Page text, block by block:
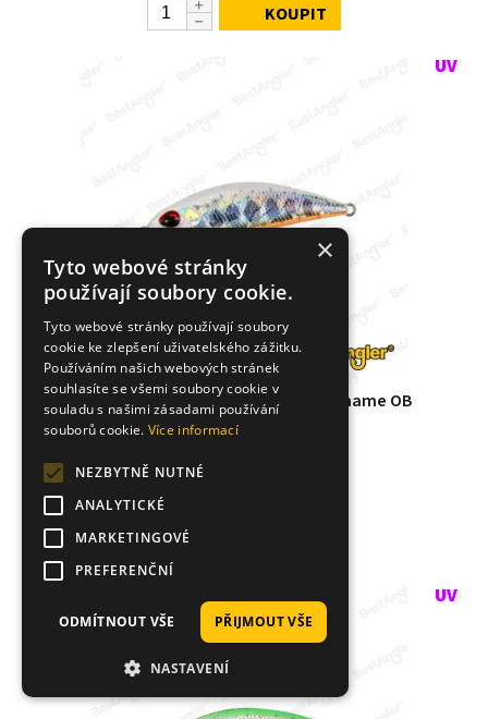
KOUPIT
DUO Spearhead Ryuki 45S Ivory Yamame OB
AJO4064
×
Tyto webové stránky
používají soubory cookie.
Tyto webové stránky používají soubory
cookie ke zlepšení uživatelského zážitku.
Používáním našich webových stránek
souhlasíte se všemi soubory cookie v
souladu s našimi zásadami používání
souborů cookie. Více informací
NEZBYTNĚ NUTNÉ
ANALYTICKÉ
MARKETINGOVÉ
PREFERENČNÍ
PŘIJMOUT VŠE
ODMÍTNOUT VŠE
NASTAVENÍ